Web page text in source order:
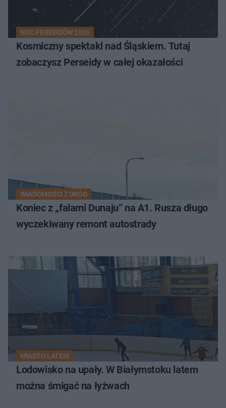
NOC PERSEIDÓW 2026
Kosmiczny spektakl nad Śląskiem. Tutaj
zobaczysz Perseidy w całej okazałości
WIADOMOŚCI Z DRÓG
Koniec z „falami Dunaju” na A1. Rusza długo
wyczekiwany remont autostrady
MIASTO LATEM
Lodowisko na upały. W Białymstoku latem
można śmigać na łyżwach